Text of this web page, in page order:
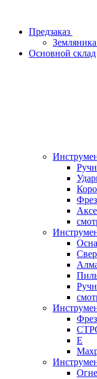
Предзаказ
Основной склад
Е